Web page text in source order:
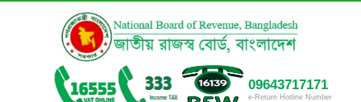
09643717171
e-Return Hotline Number